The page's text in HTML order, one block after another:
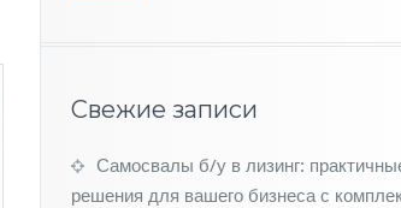
Свежие записи
Самосвалы б/у в лизинг:
решения для вашего бизнеса с